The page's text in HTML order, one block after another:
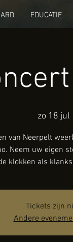
EDUCATIE
zo 18 jul
van Neerpelt
Neem uw eigen
klokken als
Tickets zijn
Andere